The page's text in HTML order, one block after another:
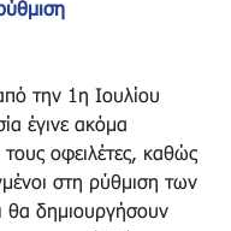
την 1η Ιουλίου
έγινε ακόμα
οφειλέτες, καθώς
στη ρύθμιση των
θα δημιουργήσουν